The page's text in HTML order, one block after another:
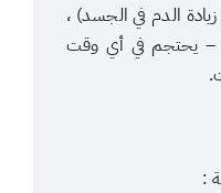
الدم في الجسد) ،
– يحتجم في أي وقت